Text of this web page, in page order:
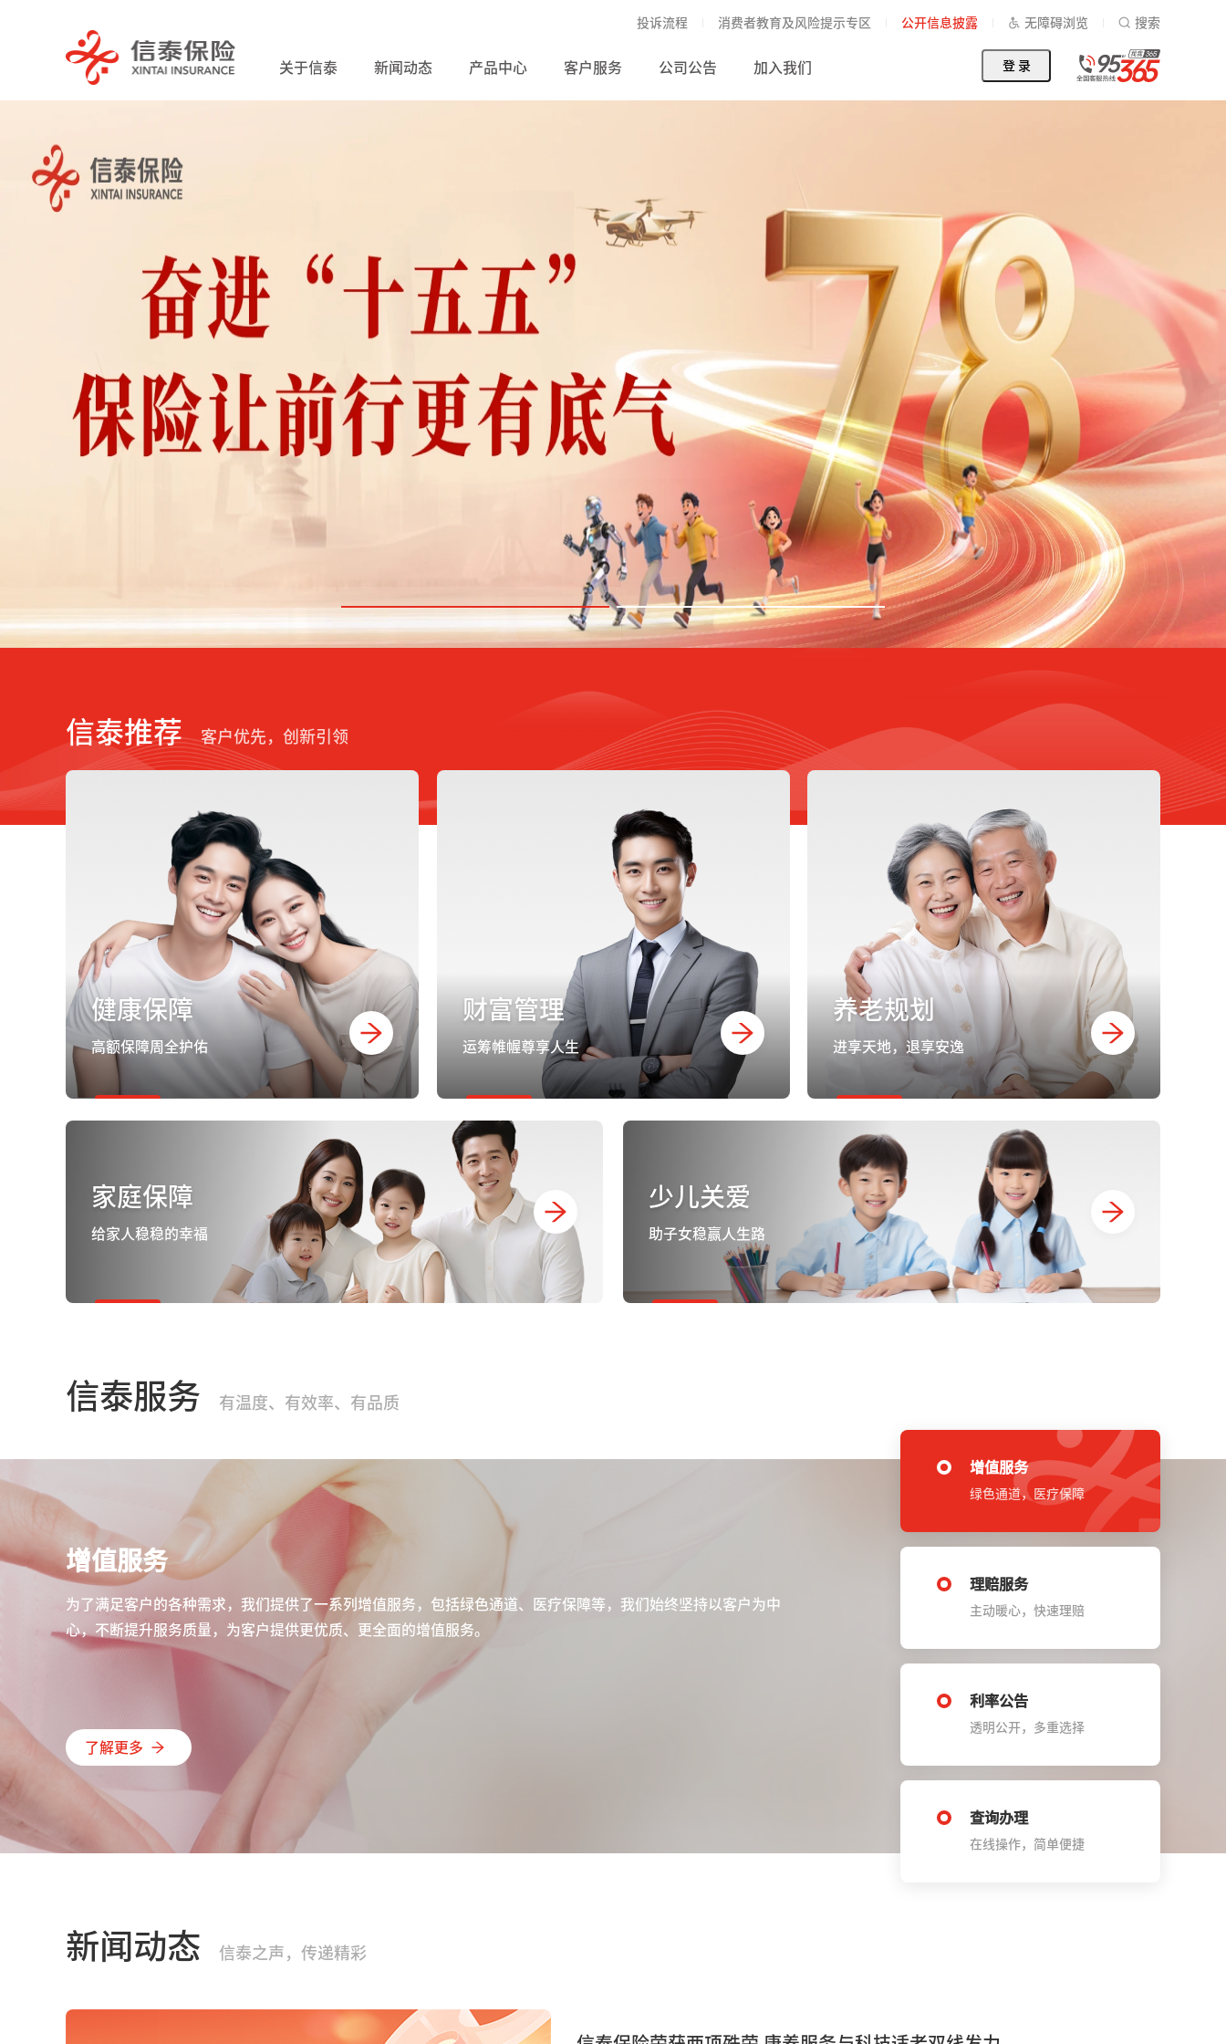
投诉流程 消费者教育及风险提示专区 公开信息披露 无障碍浏览 搜索
关于信泰 新闻动态 产品中心 客户服务 公司公告 加入我们 登 录
信泰推荐 客户优先，创新引领
健康保障
高额保障周全护佑
财富管理
运筹帷幄尊享人生
养老规划
进享天地，退享安逸
家庭保障
给家人稳稳的幸福
少儿关爱
助子女稳赢人生路
信泰服务 有温度、有效率、有品质
增值服务
为了满足客户的各种需求，我们提供了一系列增值服务，包括绿色通道、医疗保障等，我们始终坚持以客户为中
心，不断提升服务质量，为客户提供更优质、更全面的增值服务。
了解更多
增值服务
绿色通道，医疗保障
理赔服务
主动暖心，快速理赔
利率公告
透明公开，多重选择
查询办理
在线操作，简单便捷
新闻动态 信泰之声，传递精彩